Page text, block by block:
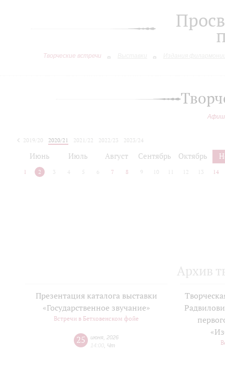
Творческие встречи
2019/20 2020/21 2021/22 2022/23
2023/24
Июнь Июль Август Сентябрь Октябрь
1 2 3 4 5 6 7 8 9 10 12 13 14
Архив
Презентация каталога выставки
«Государственное звучание»
Встречи в Бетховенском фойе
25 июня 2026
14:00 Чт